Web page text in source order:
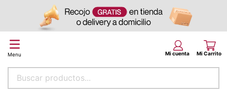
Buscar productos...